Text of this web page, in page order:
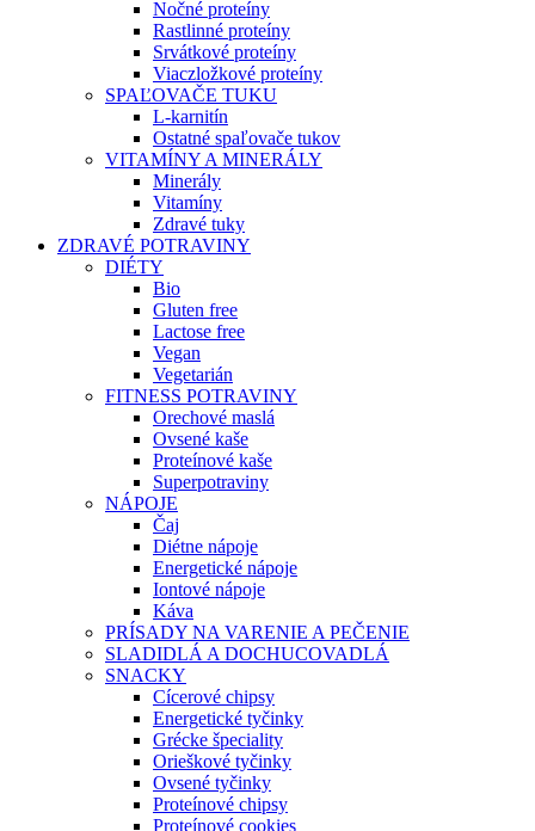
Nočné proteíny
Rastlinné proteíny
Srvátkové proteíny
Viaczložkové proteíny
SPAĽOVAČE TUKU
L-karnitín
Ostatné spaľovače tukov
VITAMÍNY A MINERÁLY
Minerály
Vitamíny
Zdravé tuky
ZDRAVÉ POTRAVINY
DIÉTY
Bio
Gluten free
Lactose free
Vegan
Vegetarián
FITNESS POTRAVINY
Orechové maslá
Ovsené kaše
Proteínové kaše
Superpotraviny
NÁPOJE
Čaj
Diétne nápoje
Energetické nápoje
Iontové nápoje
Káva
PRÍSADY NA VARENIE A PEČENIE
SLADIDLÁ A DOCHUCOVADLÁ
SNACKY
Cícerové chipsy
Energetické tyčinky
Grécke špeciality
Orieškové tyčinky
Ovsené tyčinky
Proteínové chipsy
Proteínové cookies